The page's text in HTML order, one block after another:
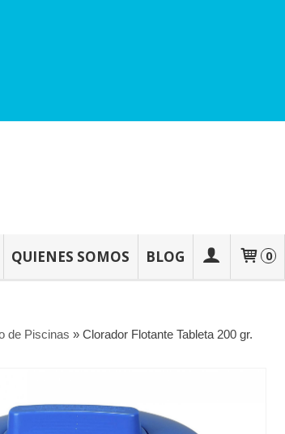
QUIENES SOMOS BLOG 0
de Piscinas » Clorador Flotante Tableta 200 gr.